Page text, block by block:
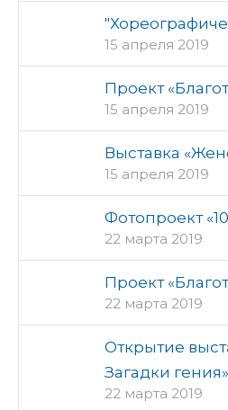
15 апреля 2019
Проект
15 апреля 2019
Выставка
15 апреля 2019
Фотопроект
22 марта 2019
Проект
22 марта 2019
Открытие
Загадки гения»
22 марта 2019